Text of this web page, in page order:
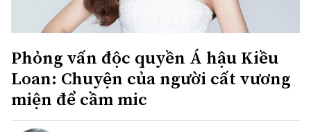
Phỏng vấn độc quyền Á hậu Kiều
Loan: Chuyện của người cất vương
miện để cầm mic